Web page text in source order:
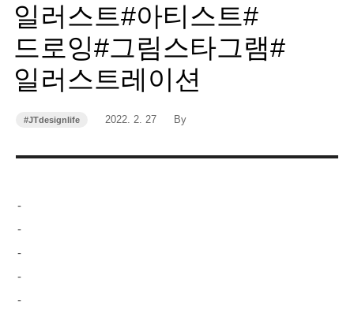
일러스트#아티스트#
드로잉#그림스타그램#
일러스트레이션
카
리
#JTdesignlife
작
2022. 2. 27
작
By
-
-
-
-
-